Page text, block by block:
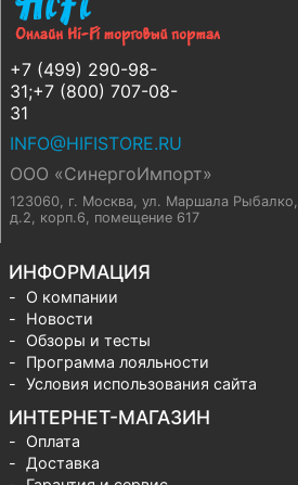
+7 (499) 290-98-
31;+7 (800) 707-08-
31
INFO@HIFISTORE.RU
ООО «СинергоИмпорт»
123060, г. Москва, ул. Маршала Рыбалко,
д.2, корп.6, помещение 617
ИНФОРМАЦИЯ
О компании
Новости
Обзоры и тесты
Программа лояльности
Условия использования сайта
ИНТЕРНЕТ-МАГАЗИН
Оплата
Доставка